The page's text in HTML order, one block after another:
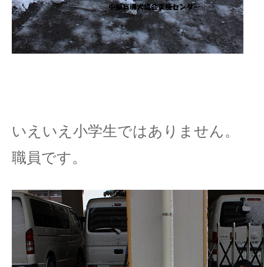
いえいえ小学生ではありません。
職員です。